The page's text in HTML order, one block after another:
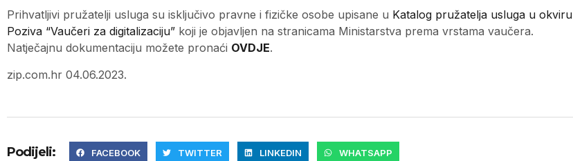
Prihvatljivi pružatelji usluga su isključivo pravne i fizičke osobe upisane u Katalog pružatelja usluga u okviru
Poziva “Vaučeri za digitalizaciju” koji je objavljen na stranicama Ministarstva prema vrstama vaučera.
Natječajnu dokumentaciju možete pronaći OVDJE.
zip.com.hr 04.06.2023.
Podijeli: FACEBOOK TWITTER LINKEDIN WHATSAPP